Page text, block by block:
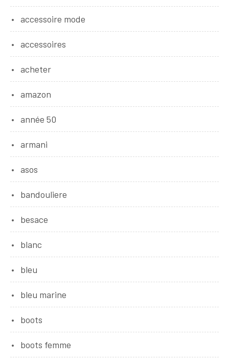
accessoire mode
accessoires
acheter
amazon
année 50
armani
asos
bandouliere
besace
blanc
bleu
bleu marine
boots
boots femme